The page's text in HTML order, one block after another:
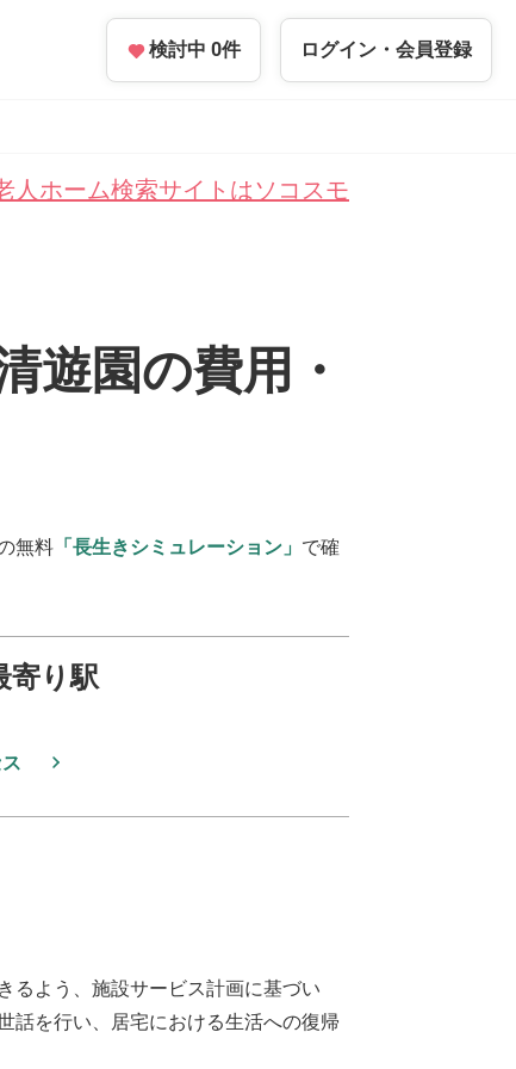
検討中 0件 ログイン・ 会員登録
人ホーム検索サイトはソコスモ
遊園の費用・
無料 「長生きシミュレーション」 で確
寄り駅
るよう、施設サービス計画に基づい
話を行い、居宅における生活への復帰